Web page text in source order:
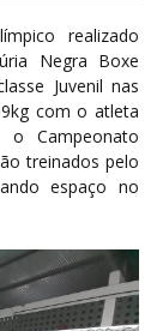
realizado
Negra Boxe
Juvenil nas
com o atleta
o Campeonato
treinados pelo
espaço no